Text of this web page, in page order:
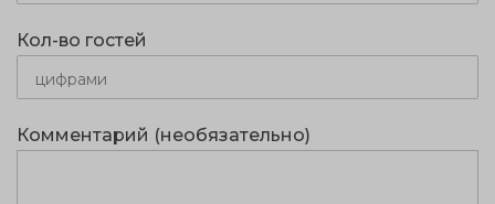
Кол-во гостей
Комментарий (необязательно)